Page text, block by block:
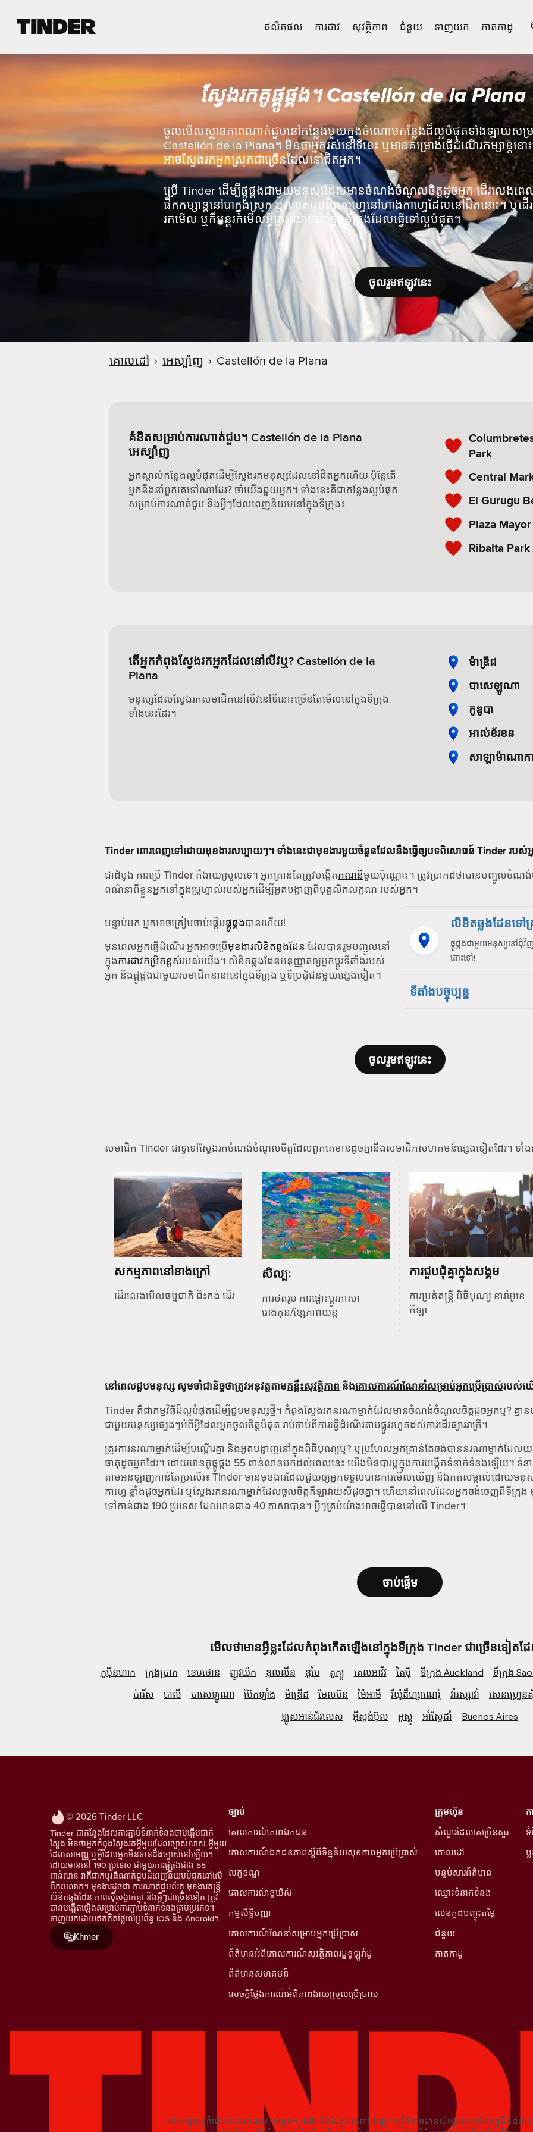
ដើ
r
ផលិតផល ការជាវ សុវត្ថិភាព ជំនួយ ទាញយក កាតកាដូ
ស្វែងរកគូផ្គូផ្គង។ Castellón de la
ចូលមើលស្ថានភាពណាត់ជួបនៅកន្លែងមួយក្នុងចំណោមកន្លែងដ៏ល្អបំផុតទាំងឡាយសម្រ
Castellón de la Plana។ មិនថាអ្នករស់នៅទីនេះ ឬមានគម្រោងធ្វើដំណើរកម្សាន្តនោ
អាចស្វែងរកអ្នកស្រុកជាច្រើនដែលនៅជិតអ្នក។
ប្រើ Tinder ដើម្បីផ្គូផ្គងជាមួយមនុស្សដែលមានចំណង់ចំណូលចិត្តដូចអ្នក ដើរលេងពេ
ផឹកកម្សាន្តនៅបាក្នុងស្រុក ឬណាត់ជួបផឹកកាហ្វេនៅហាងកាហ្វេដែលនៅជិតនោះ។ ឬដ
រកមើល ឬក៏បន្តរកមើលអ្វីគ្រប់យ៉ាងនៅក្នុងទីក្រុងដែលធ្វើទៅល្អបំផុត។
ចូលរួមឥឡូវនេះ
គោលដៅ › អេស្ប៉ាញ › Castellón de la Plana
គំនិតសម្រាប់ការណាត់ជួប។ Castellón de la Plana
អេស្ប៉ាញ
អ្នកស្គាល់កន្លែងល្អបំផុតដើម្បីស្វែងរកមនុស្សដែលនៅជិតអ្នកហើយ ប៉ុន្តែតើ
អ្នកនឹងនាំពួកគេទៅណាដែរ? ចាំយើងជួយអ្នក។ ទាំងនេះគឺជាកន្លែងល្អបំផុត
សម្រាប់ការណាត់ជួប និងអ្វីៗដែលពេញនិយមនៅក្នុងទីក្រុង៖
Park
Central
El Gurugu
Plaza Mayor
Ribalta Park
តើអ្នកកំពុងស្វែងរកអ្នកដែលនៅលីវឬ? Castellón de la
Plana
មនុស្សដែលស្វែងរកសមាជិកនៅលីវនៅទីនោះច្រើនតែមើលនៅក្នុងទីក្រុង
ទាំងនេះដែរ។
ម៉ាឌ្រីដ
បាសេឡូណា
កូឌូបា
អាល់ខ័រខន
សាឡាម៉ាណាក
Tinder ពោរពេញទៅដោយមុខងារសប្បាយៗ។ ទាំងនេះជាមុខងារមួយចំនួនដែលនឹងធ្វើឲ្យបទពិសោធន៍ Tinder របស់អ្
ជាដំបូង ការប្រើ Tinder គឺងាយស្រួលទេ។ អ្នកគ្រាន់តែត្រូវបង្កើតគណនីមួយប៉ុណ្ណោះ។ ត្រូវប្រាកដថាបានបញ្ចូលចំណង់
ពណ៌នាពីខ្លួនអ្នកទៅក្នុងប្រូហ្វាល់របស់អ្នកដើម្បីអួតបង្ហាញពីបុគ្គលិកលក្ខណៈរបស់អ្នក។
បន្ទាប់មក អ្នកអាចត្រៀមចាប់ផ្តើមផ្គូផ្គងបានហើយ!
មុនពេលអ្នកធ្វើដំណើរ អ្នកអាចប្រើមុខងារលិខិតឆ្លងដែន ដែលបានរួមបញ្ចូលនៅ
ក្នុងការជាវកម្រិតខ្ពស់របស់យើង។ លិខិតឆ្លងដែនអនុញ្ញាតឲ្យអ្នកប្តូរទីតាំងរបស់
អ្នក និងផ្គូផ្គងជាមួយសមាជិកនានានៅក្នុងទីក្រុង ឬទីប្រជុំជនមួយផ្សេងទៀត។
លិខិតឆ្លងដែនទៅ
ផ្គូផ្គងជាមួយមនុស្សនៅ
តោះទៅ!
ទីតាំងបច្ចុប្បន្ន
ចូលរួមឥឡូវនេះ
សមាជិក Tinder ជាទូទៅស្វែងរកចំណង់ចំណូលចិត្តដែលពួកគេមានដូចគ្នានឹងសមាជិកសហគមន៍ផ្សេងទៀតដែរ។ ទាំ
សកម្មភាពនៅខាងក្រៅ
ដើរលេងមើលធម្មជាតិ ជិះកង់ ដើរ
សិល្បៈ
ការថតរូប ការផ្តោះប្តូរភាសា
រោងកុន/ខ្សែភាពយន្ត
ការជួបជុំគ្នាក្នុងសង្គម
ការប្រគំតន្ត្រី ពិធីបុណ្យ ខារ៉ាអូខេ
កីឡា
នៅពេលជួបមនុស្ស សូមចាំជានិច្ចថាត្រូវអនុវត្តតាមគន្លឹះសុវត្ថិភាព និងគោលការណ៍ណែនាំសម្រាប់អ្នកប្រើប្រាស់របស់យ
Tinder គឺជាកម្មវិធីដ៏ល្អបំផុតដើម្បីជួបមនុស្សថ្មី។ កំពុងស្វែងរកនរណាម្នាក់ដែលមានចំណង់ចំណូលចិត្តដូចអ្នកឬ? គ្មាន
ជាមួយមនុស្សផ្សេងៗអំពីអ្វីដែលអ្នកចូលចិត្តបំផុត រាប់ចាប់ពីការធ្វើដំណើរតាមផ្លូវរហូតដល់ការដើរផ្សាររាត្រី។
ត្រូវការនរណាម្នាក់ដើម្បីបណ្តើរគ្នា និងអួតបង្ហាញនៅក្នុងពិធីបុណ្យឬ? ឬប្រហែលអ្នកគ្រាន់តែចង់បាននរណាម្នាក់ដែល
ធាតុដូចអ្នកដែរ។ ដោយមានគូផ្គូផ្គង 55 ពាន់លានមកដល់ពេលនេះ យើងមិនបារម្ភក្នុងការបង្កើតទំនាក់ទំនងឡើយ។
តាមអនឡាញកាន់តែប្រសើរ៖ Tinder មានមុខងារដែលជួយឲ្យអ្នកទទួលបានការមើលឃើញ និងកត់សម្គាល់ដោយមនុស្
កាហ្វេ ខ្លាំងដូចអ្នកដែរ ឬស្វែងរកនរណាម្នាក់ដែលចូលចិត្តកីឡាវាយសីដូចគ្នា។ ហើយនៅពេលដែលអ្នកចង់ចេញពីទីក្រុ
ទៅកាន់ជាង 190 ប្រទេស ដែលមានជាង 40 ភាសាបាន។ អ្វីៗគ្រប់យ៉ាងអាចធ្វើបាននៅលើ Tinder។
ចាប់ផ្តើម
មើលថាមានអ្វីខ្លះដែលកំពុងកើតឡើងនៅក្នុងទីក្រុង Tinder ជាច្រើនទៀត
កូប៉ិនហាក ក្រុងប្រាក ខេបថោន ញូវយ៉ក ឌុលលីន ឌូបៃ តូក្យូ តេលអាវីវ តៃប៉ិ ទីក្រុង Auckland
ទីក្រុង
ប៉ារីស
បាលី បាសេឡូណា ប៊ែកឡាំង ម៉ាឌ្រីដ មែលប៊ន ម៉ៃអាមី រីយ៉ូដឺហ្សាណេរ៉ូ វ៉ារស្សាវ៉ា
សេន​ហ្វ្រេ​ន​
ឡូស​អាន់​ជ័រ​លេស
អ៊ីស្តង់ប៊ុល អូស្លូ អាំស្ទែដាំ Buenos Aires
© 2026 Tinder LLC
Tinder ជាកន្លែងដែលការភ្ជាប់ទំនាក់ទំនងចាប់ផ្តើមជាក់
ស្តែង មិនថាអ្នកកំពុងស្វែងរកអ្វីមួយដែលច្បាស់លាស់ អ្វីមួយ
ដែលសាមញ្ញ ឬអ្វីដែលអ្នកមិនទាន់ដឹងច្បាស់នៅឡើយ។
ដោយមាននៅ 190 ប្រទេស ជាមួយការផ្គូផ្គងជាង 55
ពាន់លាន វាគឺជាកម្មវិធីណាត់ជួបដ៏ពេញនិយមបំផុតនៅលើ
ពិភពលោក។ មុខងារដូចជា ការណាត់ជួបពីរគូ មុខងារតន្រ្តី
លិខិតឆ្លងដែន ភាពស៊ីសង្វាក់គ្នា និងអ្វីៗជាច្រើនទៀត ត្រូវ
បានបង្កើតឡើងសម្រាប់ការភ្ជាប់ទំនាក់ទំនងគ្រប់ប្រភេទ។
ទាញយកដោយឥតគិតថ្លៃលើប្រព័ន្ធ iOS និង Android។
Khmer
ច្បាប់
គោលការណ៍ភាពឯកជន
គោលការណ៍ឯកជនភាពស្ដីពីទិន្នន័យសុខភាពអ្នកប្រើប្រាស់
លក្ខខណ្ឌ
គោលការណ៍ខូឃីស៍
កម្មសិទ្ធិបញ្ញា
គោលការណ៍ណែនាំសម្រាប់អ្នកប្រើប្រាស់
ព័ត៌មានអំពីគោលការណ៍សុវត្ថិភាពរដ្ឋខូឡូរ៉ាដូ
ព័ត៌មានសហគមន៍
សេចក្តីថ្លែងការណ៍អំពីភាពងាយស្រួលប្រើប្រាស់
ក
ទំ
ប្
ក្រុមហ៊ុន
សំណួរដែលគេច្រើនសួរ
គោលដៅ
បន្ទប់សារព័ត៌មាន
ឈ្មោះទំនាក់ទំនង
លេខកូដបញ្ចុះតម្លៃ
ជំនួយ
កាតកាដូ
យើងឲ្យតម្លៃចំពោះភាពឯកជនរបស់អ្នក។ យើង និងដៃគូរបស់យើងប្រើកម្មវិធីតាមដានដើម្បីវាស់ស្ទង់ទស្សនិកជន